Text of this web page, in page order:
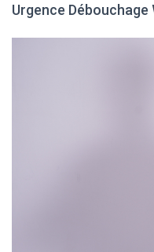
Urgence Débouchage